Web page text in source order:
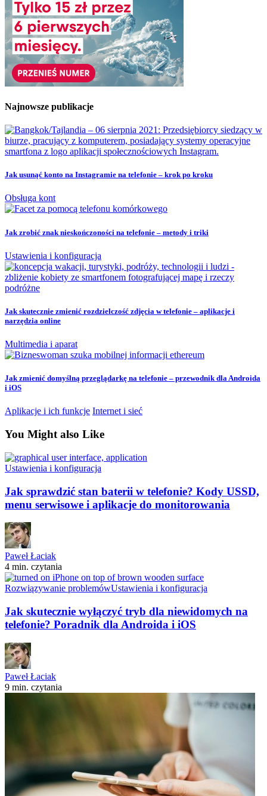
Najnowsze publikacje
Jak usunąć konto na Instagramie na telefonie – krok po kroku
Obsługa kont
Jak zrobić znak nieskończoności na telefonie – metody i triki
Ustawienia i konfiguracja
Jak skutecznie zmienić rozdzielczość zdjęcia w telefonie – aplikacje i
narzędzia online
Multimedia i aparat
Jak zmienić domyślną przeglądarkę na telefonie – przewodnik dla Androida
i iOS
Aplikacje i ich funkcje Internet i sieć
You Might also Like
Ustawienia i konfiguracja
Jak sprawdzić stan baterii w telefonie? Kody USSD,
menu serwisowe i aplikacje do monitorowania
Paweł Łaciak
4 min. czytania
Rozwiązywanie problemówUstawienia i konfiguracja
Jak skutecznie wyłączyć tryb dla niewidomych na
telefonie? Poradnik dla Androida i iOS
Paweł Łaciak
9 min. czytania